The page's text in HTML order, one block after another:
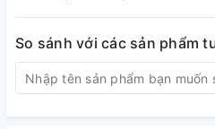
Cụm lọc thô 3 lõi lọc thô
Kích thước(RxSxC)
Khối lượng 29,5 kg
QCVN6-1:2010/BYT Có
4:2009/BKHCN Có
So sánh với các sản phẩm